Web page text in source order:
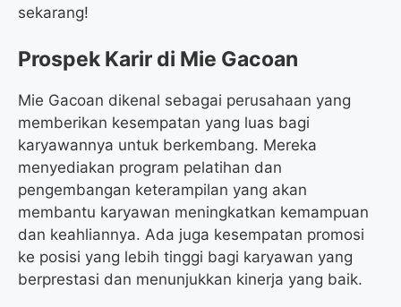
sekarang!
Prospek Karir di Mie Gacoan
Mie Gacoan dikenal sebagai perusahaan yang
memberikan kesempatan yang luas bagi
karyawannya untuk berkembang. Mereka
menyediakan program pelatihan dan
pengembangan keterampilan yang akan
membantu karyawan meningkatkan kemampuan
dan keahliannya. Ada juga kesempatan promosi
ke posisi yang lebih tinggi bagi karyawan yang
berprestasi dan menunjukkan kinerja yang baik.